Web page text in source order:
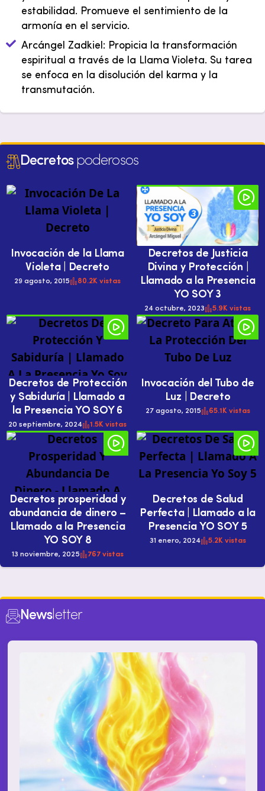
estabilidad. Promueve el sentimiento de la
armonía en el servicio.
Arcángel Zadkiel: Propicia la transformación
espiritual a través de la Llama Violeta. Su tarea
se enfoca en la disolución del karma y la
transmutación.
Decretospoderosos
Invocación de la Llama
Violeta | Decreto
29 agosto, 2015 80.2K vistas
Decretos de Justicia
Divina y Protección |
Llamado a la Presencia
YO SOY 3
24 octubre, 2023 5.9K vistas
Decretos de Protección
y Sabiduría | Llamado a
la Presencia YO SOY 6
20 septiembre, 2024 1.5K vistas
Invocación del Tubo de
Luz | Decreto
27 agosto, 2015 65.1K vistas
Decretos prosperidad y
abundancia de dinero –
Llamado a la Presencia
YO SOY 8
13 noviembre, 2025 767 vistas
Decretos de Salud
Perfecta | Llamado a la
Presencia YO SOY 5
31 enero, 2024 5.2K vistas
Newsletter